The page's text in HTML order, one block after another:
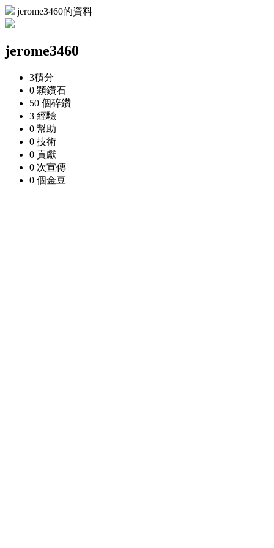
jerome3460的資料
jerome3460
3積分
0 顆鑽石
50 個碎鑽
3 經驗
0 幫助
0 技術
0 貢獻
0 次宣傳
0 個金豆